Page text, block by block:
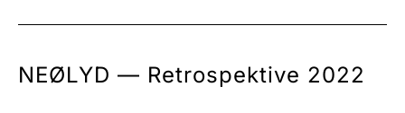
NEØLYD — Retrospektive 2022